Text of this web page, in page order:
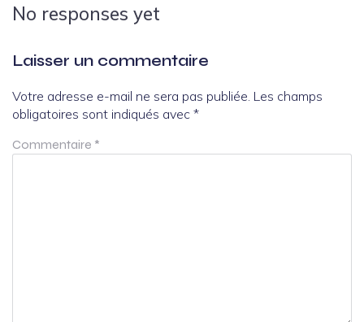
No responses yet
Laisser un commentaire
Votre adresse e-mail ne sera pas publiée. Les champs
obligatoires sont indiqués avec *
Commentaire *